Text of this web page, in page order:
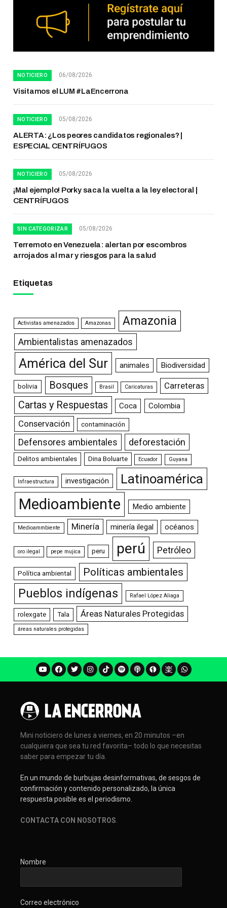
NOTICIERO 06/08/2026
Visitamos el LUM #LaEncerrona
NOTICIERO 05/08/2026
ALERTA: ¿Los peores candidatos regionales? |
ESPECIAL CENTRÍFUGOS
NOTICIERO 05/08/2026
¡Mal ejemplo! Porky saca la vuelta a la ley electoral |
CENTRÍFUGOS
SIN CATEGORIZAR 05/08/2026
Terremoto en Venezuela: alertan por escombros
arrojados al mar y riesgos para la salud
Etiquetas
Activistas amenazados Amazonas Amazonia
Ambientalistas amenazados
América del Sur animales Biodiversidad
bolivia Bosques Brasil Caricaturas Carreteras
Cartas y Respuestas Coca Colombia
Conservación contaminación
Defensores ambientales deforestación
Delitos ambientales Dina Boluarte Ecuador Guyana
Infraestructura investigación Latinoamérica
Medioambiente Medio ambiente
Medioammbiente Minería minería ilegal océanos
oro ilegal pepe mujica peru perú Petróleo
Política ambiental Políticas ambientales
Pueblos indígenas Rafael López Aliaga
rolexgate Tala Áreas Naturales Protegidas
áreas naturales protegidas
Mini noticiero de lunes a viernes, en 20 minutos –en
cualquiera que sea tu red favorita– todo lo que necesitas
saber para empezar tu día.
En un mundo de burbujas desinformativas, de sesgos de
confirmación y contenido personalizado, la única
respuesta posible es el periodismo.
CONTACTA CON NOSOTROS
Nombre
Correo electrónico